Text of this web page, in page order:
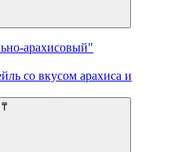
арахисовый"
со вкусом арахиса и